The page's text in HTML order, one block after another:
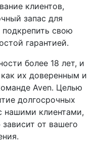
клиентов,
запас для
свою
гарантией.
более 18 лет, и
как их доверенным и
Aven. Целью
долгосрочных
нашими клиентами,
от вашего